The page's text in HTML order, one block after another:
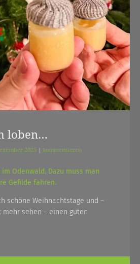
loben…
2025 | kommentieren
Odenwald. Dazu muss man
Gefilde fahren.
schöne Weihnachtstage und –
sehen – einen guten